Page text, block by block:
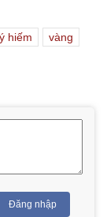
hiếm
vàng
Đăng nhập